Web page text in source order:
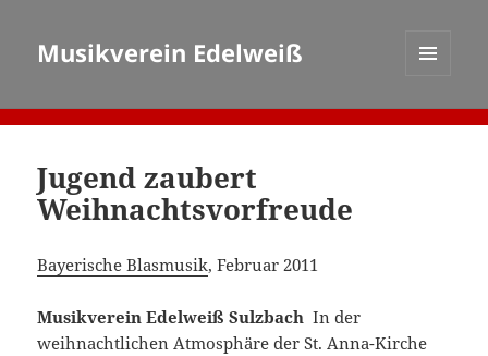
Musikverein Edelweiß
WIDGETS
Jugend zaubert
Weihnachtsvorfreude
Bayerische Blasmusik, Februar 2011
Musikverein Edelweiß Sulzbach In der
weihnachtlichen Atmosphäre der St. Anna-Kirche